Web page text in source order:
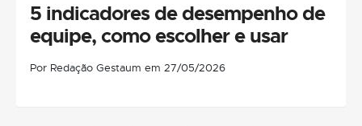
5 indicadores de desempenho de
equipe, como escolher e usar
Por Redação Gestaum em 27/05/2026